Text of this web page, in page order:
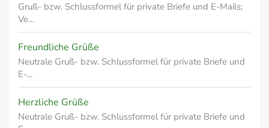
Gruß- bzw. Schlussformel für private Briefe und E-Mails;
Ve…
Freundliche Grüße
Neutrale Gruß- bzw. Schlussformel für private Briefe und
E-…
Herzliche Grüße
Neutrale Gruß- bzw. Schlussformel für private Briefe und